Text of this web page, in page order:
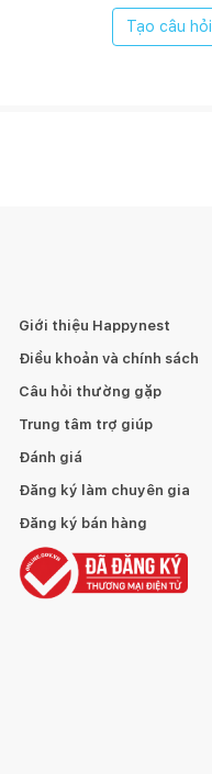
Tạo câu hỏi
Giới thiệu Happynest
Điều khoản và chính sách
Câu hỏi thường gặp
Trung tâm trợ giúp
Đánh giá
Đăng ký làm chuyên gia
Đăng ký bán hàng